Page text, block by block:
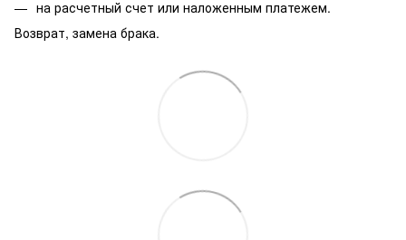
на расчетный счет или наложенным платежем.
Возврат, замена брака.